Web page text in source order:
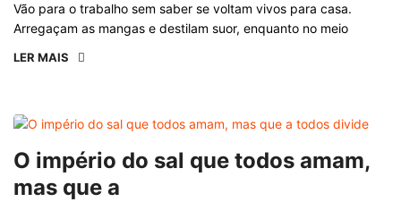
Vão para o trabalho sem saber se voltam vivos para casa.
Arregaçam as mangas e destilam suor, enquanto no meio
LER MAIS
O império do sal que todos amam,
mas que a